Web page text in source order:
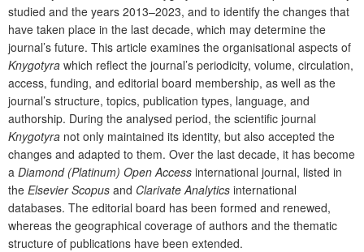
studied and the years 2013–2023, and to identify the changes that
have taken place in the last decade, which may determine the
journal’s future. This article examines the organisational aspects of
Knygotyra which reflect the journal’s periodicity, volume, circulation,
access, funding, and editorial board membership, as well as the
journal’s structure, topics, publication types, language, and
authorship. During the analysed period, the scientific journal
Knygotyra not only maintained its identity, but also accepted the
changes and adapted to them. Over the last decade, it has become
a Diamond (Platinum) Open Access international journal, listed in
the Elsevier Scopus and Clarivate Analytics international
databases. The editorial board has been formed and renewed,
whereas the geographical coverage of authors and the thematic
structure of publications have been extended.